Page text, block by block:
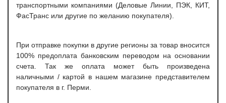
транспортными компаниями (Деловые Линии, ПЭК, КИТ,
ФасТранс или другие по желанию покупателя).
При отправке покупки в другие регионы за товар вносится
100% предоплата банковским переводом на основании
счета. Так же оплата может быть произведена
наличными / картой в нашем магазине представителем
покупателя в г. Перми.